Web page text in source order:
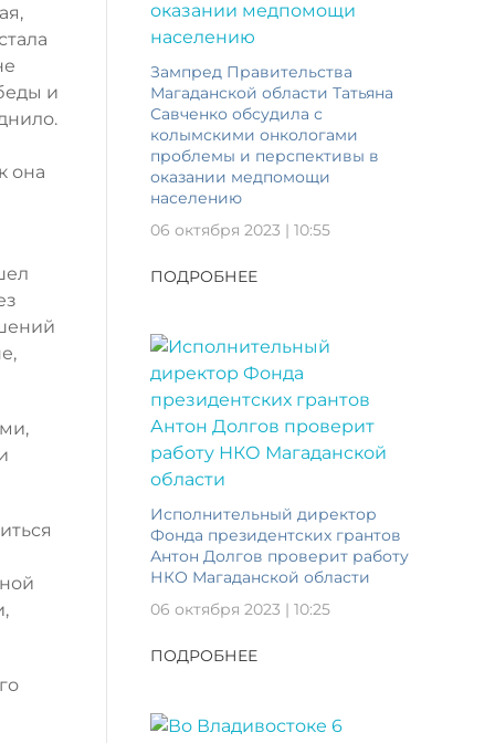
и
она
Зампред Правительства
Магаданской области Татьяна
Савченко обсудила с
колымскими онкологами
проблемы и перспективы в
оказании медпомощи
населению
06 октября 2023 | 10:55
ПОДРОБНЕЕ
Исполнительный директор
Фонда президентских грантов
Антон Долгов проверит работу
НКО Магаданской области
06 октября 2023 | 10:25
ПОДРОБНЕЕ